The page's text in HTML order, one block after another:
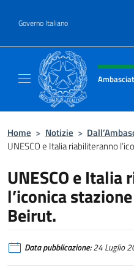
Governo Italiano
Intestazione
Home > Notizie >
UNESCO e Italia riabiliteranno
UNESCO e
l’iconica
Beirut.
Data pubblicazione:24 Luglio